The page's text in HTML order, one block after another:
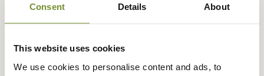
Consent Details About
This website uses cookies
We use cookies to personalise content and ads, to
euros